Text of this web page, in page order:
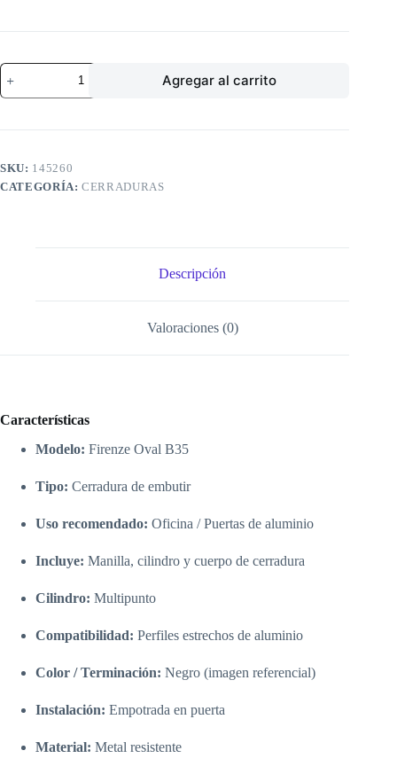
CERR.
EMB.
FIRENZE
B-
CIL.
MULT.
cantidad
Agregar al carrito
SKU: 145260
CATEGORÍA:CERRADURAS
Descripción
Valoraciones (0)
Características
Modelo: Firenze Oval B35
Tipo: Cerradura de embutir
Uso recomendado: Oficina / Puertas de aluminio
Incluye: Manilla, cilindro y cuerpo de cerradura
Cilindro: Multipunto
Compatibilidad: Perfiles estrechos de aluminio
Color / Terminación: Negro (imagen referencial)
Instalación: Empotrada en puerta
Material: Metal resistente